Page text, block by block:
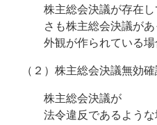
株主総会決議が存在し
さも株主総会決議があ
外観が作られている場合
（２）株主総会決議無効確
株主総会決議が
法令違反であるような